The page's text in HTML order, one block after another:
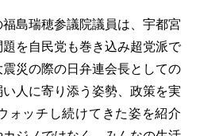
島瑞穂参議院議員は、宇都宮
を自民党も巻き込み超党派で
災の際の日弁連会長としての
人に寄り添う姿勢、政策を実
ォッチし続けてきた姿を紹介